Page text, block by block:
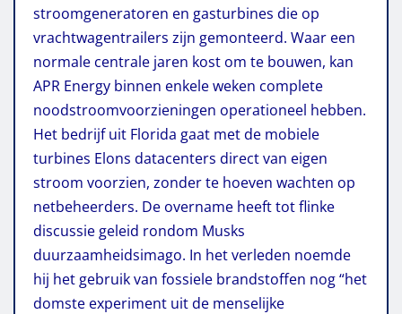
stroomgeneratoren en gasturbines die op
vrachtwagentrailers zijn gemonteerd. Waar een
normale centrale jaren kost om te bouwen, kan
APR Energy binnen enkele weken complete
noodstroomvoorzieningen operationeel hebben.
Het bedrijf uit Florida gaat met de mobiele
turbines Elons datacenters direct van eigen
stroom voorzien, zonder te hoeven wachten op
netbeheerders. De overname heeft tot flinke
discussie geleid rondom Musks
duurzaamheidsimago. In het verleden noemde
hij het gebruik van fossiele brandstoffen nog “het
domste experiment uit de menselijke